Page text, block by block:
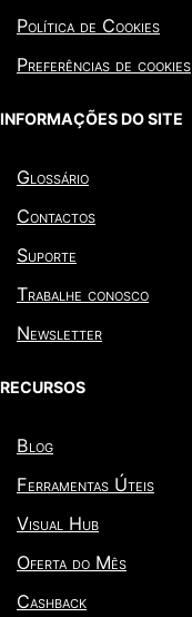
Política de Cookies
Preferências de cookies
INFORMAÇÕES DO SITE
Glossário
Contactos
Suporte
Trabalhe conosco
Newsletter
RECURSOS
Blog
Ferramentas Úteis
Visual Hub
Oferta do Mês
Cashback